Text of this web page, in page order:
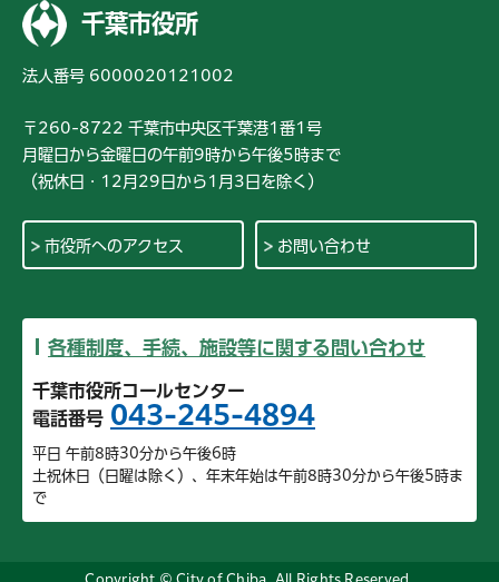
千葉市役所
法人番号 6000020121002
〒260-8722 千葉市中央区千葉港1番1号
月曜日から金曜日の午前9時から午後5時まで
（祝休日・12月29日から1月3日を除く）
市役所へのアクセス お問い合わせ
各種制度、手続、施設等に関する問い合わせ
千葉市役所コールセンター
電話番号 043-245-4894
平日 午前8時30分から午後6時
土祝休日（日曜は除く）、年末年始は午前8時30分から午後5時ま
で
Copyright © City of Chiba. All Rights Reserved.